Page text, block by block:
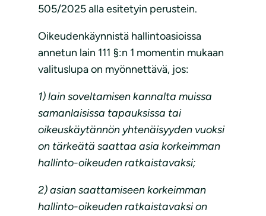
505/2025 alla esitetyin perustein.
Oikeudenkäynnistä hallintoasioissa
annetun lain 111 §:n 1 momentin mukaan
valituslupa on myönnettävä, jos:
1) lain soveltamisenkannalta muissa
samanlaisissa tapauksissa tai
oikeuskäytännön yhtenäisyyden vuoksi
on tärkeätä saattaa asia korkeimman
hallinto-oikeuden ratkaistavaksi;
2) asian saattamiseen korkeimman
hallinto-oikeuden ratkaistavaksi on